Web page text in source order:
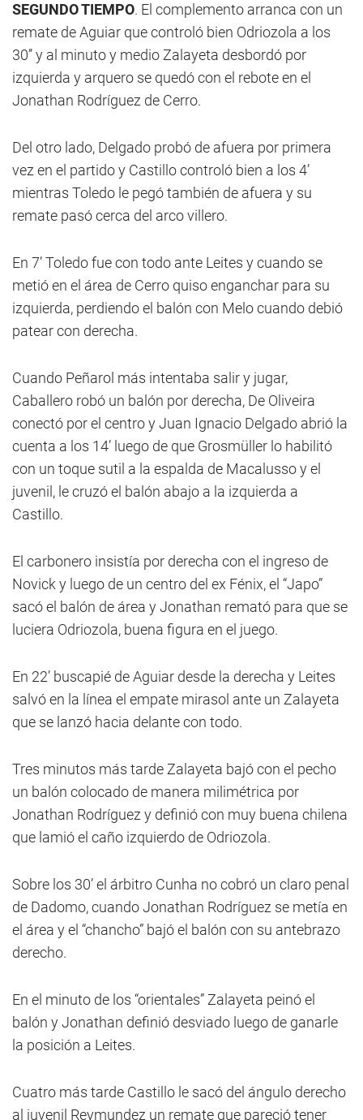
SEGUNDO TIEMPO. El complemento arranca con un
remate de Aguiar que controló bien Odriozola a los
30’’ y al minuto y medio Zalayeta desbordó por
izquierda y arquero se quedó con el rebote en el
Jonathan Rodríguez de Cerro.
Del otro lado, Delgado probó de afuera por primera
vez en el partido y Castillo controló bien a los 4’
mientras Toledo le pegó también de afuera y su
remate pasó cerca del arco villero.
En 7’ Toledo fue con todo ante Leites y cuando se
metió en el área de Cerro quiso enganchar para su
izquierda, perdiendo el balón con Melo cuando debió
patear con derecha.
Cuando Peñarol más intentaba salir y jugar,
Caballero robó un balón por derecha, De Oliveira
conectó por el centro y Juan Ignacio Delgado abrió la
cuenta a los 14’ luego de que Grosmüller lo habilitó
con un toque sutil a la espalda de Macalusso y el
juvenil, le cruzó el balón abajo a la izquierda a
Castillo.
El carbonero insistía por derecha con el ingreso de
Novick y luego de un centro del ex Fénix, el “Japo”
sacó el balón de área y Jonathan remató para que se
luciera Odriozola, buena figura en el juego.
En 22’ buscapié de Aguiar desde la derecha y Leites
salvó en la línea el empate mirasol ante un Zalayeta
que se lanzó hacia delante con todo.
Tres minutos más tarde Zalayeta bajó con el pecho
un balón colocado de manera milimétrica por
Jonathan Rodríguez y definió con muy buena chilena
que lamió el caño izquierdo de Odriozola.
Sobre los 30’ el árbitro Cunha no cobró un claro penal
de Dadomo, cuando Jonathan Rodríguez se metía en
el área y el “chancho” bajó el balón con su antebrazo
derecho.
En el minuto de los “orientales” Zalayeta peinó el
balón y Jonathan definió desviado luego de ganarle
la posición a Leites.
Cuatro más tarde Castillo le sacó del ángulo derecho
al juvenil Reymundez un remate que pareció tener